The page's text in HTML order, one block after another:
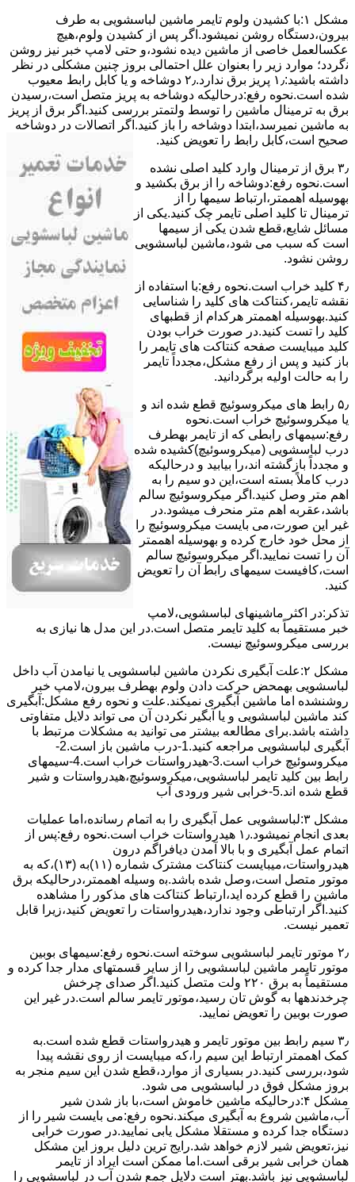
مشکل ۱:ﺑﺎ ﮐﺸﯿﺪن وﻟﻮم ﺗﺎﯾﻤﺮ ماشین لباسشویی به طرف
ﺑﯿﺮون،دستگاه روﺷﻦ نمیشود.اﮔﺮ ﭘﺲ از ﮐﺸﯿﺪن وﻟﻮم،ﻫﯿﭻ
عکسالعمل ﺧﺎﺻﯽ از ﻣﺎﺷﯿﻦ دﯾﺪه نشود،و حتی ﻻﻣﭗ ﺧﺒﺮ ﻧﯿﺰ روﺷﻦ
ﻧگردد؛ موارد زیر را بعنوان ﻋﻠﻞ احتمالی بروز چنین مشکلی در نظر
داشته باشید:۱٫ ﭘﺮﯾﺰ ﺑﺮق ﻧﺪارد.۲٫ دوﺷﺎﺧﻪ و ﯾﺎ ﮐﺎﺑﻞ راﺑﻂ ﻣﻌﯿﻮب
ﺷﺪه است.نحوه رفع:درحالیکه دوﺷﺎﺧﻪ ﺑﻪ ﭘﺮﯾﺰ ﻣﺘﺼﻞ اﺳﺖ،رﺳﯿﺪن
ﺑﺮق ﺑﻪ ﺗﺮﻣﯿﻨﺎل ﻣﺎﺷﯿﻦ را ﺗﻮﺳﻂ ولتمتر بررسی ﮐﻨﯿﺪ.اﮔﺮ ﺑﺮق از ﭘﺮﯾﺰ
ﺑﻪ ﻣﺎﺷﯿﻦ نمیرسد،اﺑﺘﺪا دوشاخه را باز کنید.اﮔﺮ اﺗﺼﺎﻻت در دوشاخه
ﺻﺤﯿﺢ اﺳﺖ،ﮐﺎﺑﻞ راﺑﻂ را ﺗﻌﻮﯾﺾ کنید.
۳٫ ﺑﺮق از ﺗﺮﻣﯿﻨﺎل وارد ﮐﻠﯿﺪ اﺻﻠﯽ ﻧﺸﺪه
است.نحوه رﻓﻊ:دوشاخه را از ﺑﺮق بکشید و
بهوسیله اهممتر،ارﺗﺒﺎط سیمها را از
ﺗﺮﻣﯿﻨﺎل ﺗﺎ ﮐﻠﯿﺪ اﺻﻠﯽ ﺗﺎﯾﻤﺮ چک کنید.یکی از
مسائل شایع،ﻗﻄﻊ شدن ﯾﮑﯽ از سیمها
است که سبب می شود،ﻣﺎﺷﯿﻦ لباسشویی
روﺷﻦ نشود.
۴٫ ﮐﻠﯿﺪ ﺧﺮاب اﺳﺖ.نحوه رفع:ﺑﺎ اﺳﺘﻔﺎده از
ﻧﻘﺸﻪ ﺗﺎﯾﻤﺮ،ﮐﻨﺘﺎﮐﺖ ﻫﺎی ﮐﻠﯿﺪ را ﺷﻨﺎﺳﺎﯾﯽ
کنید.بهوسیله اهممتر هرکدام از قطبهای
ﮐﻠﯿﺪ را ﺗﺴﺖ ﮐﻨﯿﺪ.در ﺻﻮرت ﺧﺮاب ﺑﻮدن
ﮐﻠﯿﺪ میبایست ﺻﻔﺤﻪ ﮐﻨﺘﺎﮐﺖ ﻫﺎی ﺗﺎﯾﻤﺮ را
باز کنید و ﭘﺲ از رﻓﻊ مشکل،مجدداً ﺗﺎﯾﻤﺮ
را به حالت اوﻟﯿﻪ برگردانید.
۵٫ رابط های ﻣﯿﮑﺮوﺳﻮﺋﯿﭻ ﻗﻄﻊ شده اند و
ﯾﺎ ﻣﯿﮑﺮوﺳﻮﺋﯿﭻ ﺧﺮاب اﺳﺖ.نحوه
رفع:سیمهای راﺑﻄﯽ ﮐﻪ از ﺗﺎﯾﻤﺮ بهطرف
درب لباسشویی (ﻣﯿﮑﺮوﺳﻮﺋﯿﭻ)کشیده شده
و مجدداً بازگشته اند،را ﺑﯿﺎﺑﯿﺪ و درحالیکه
درب کاملاً ﺑﺴﺘﻪ اﺳﺖ،اﯾﻦ دو ﺳﯿﻢ را ﺑﻪ
اﻫﻢ ﻣﺘﺮ وصل کنید.اﮔﺮ ﻣﯿﮑﺮوﺳﻮﺋﯿﭻ ﺳﺎﻟﻢ
ﺑﺎﺷﺪ،ﻋﻘﺮﺑﻪ اهم متر ﻣﻨﺤﺮف میشود.در
ﻏﯿﺮ اﯾﻦ ﺻﻮرت،می بایست ﻣﯿﮑﺮوﺳﻮﺋﯿﭻ را
از ﻣﺤﻞ خود ﺧﺎرج کرده و بهوسیله اهممتر
آن را ﺗﺴﺖ ﻧﻤﺎﯾﯿﺪ.اﮔﺮ ﻣﯿﮑﺮوﺳﻮﺋﯿﭻ ﺳﺎﻟﻢ
اﺳﺖ،ﮐﺎﻓﯿﺴﺖ سیمهای راﺑﻄ آن را ﺗﻌﻮﯾﺾ
کنید.
ﺗﺬﮐﺮ:در اﮐﺜﺮ ماشینهای لباسشویی،ﻻﻣﭗ
ﺧﺒﺮ مستقیماً ﺑﻪ ﮐﻠﯿﺪ ﺗﺎﯾﻤﺮ ﻣﺘﺼﻞ اﺳﺖ.در اﯾﻦ مدل ها ﻧﯿﺎزی ﺑﻪ
بررسی ﻣﯿﮑﺮوﺳﻮﺋﯿﭻ نیست.
مشکل ۲:علت آبگیری نکردن ماشین لباسشویی یا نیامدن آب داخل
لباسشویی بهمحض ﺣﺮﮐﺖ دادن وﻟﻮم بهطرف ﺑﯿﺮون،ﻻﻣﭗ ﺧﺒﺮ
روشنشده اﻣﺎ ﻣﺎﺷﯿﻦ آﺑﮕﯿﺮی نمیکند.ﻋﻠﺖ و نحوه رﻓﻊ مشکل:آبگیری
کند ماشین لباسشویی و یا آبگیر نکردن آن می تواند دلایل متفاوتی
داشته باشد.برای مطالعه بیشتر می توانید به مشکلات مرتبط با
آبگیری لباسشویی مراجعه کنید.1-درب ﻣﺎﺷﯿﻦ ﺑﺎز اﺳﺖ.2-
ﻣﯿﮑﺮوﺳﻮﺋﯿﭻ ﺧﺮاب اﺳﺖ.3-ﻫﯿﺪرواﺳﺘﺎت ﺧﺮاب اﺳﺖ.4-سیمهای
راﺑﻂ ﺑﯿﻦ ﮐﻠﯿﺪ ﺗﺎﯾﻤﺮ لباسشویی،ﻣﯿﮑﺮوﺳﻮﺋﯿﭻ،ﻫﯿﺪرواﺳﺘﺎت و ﺷﯿﺮ
ﻗﻄﻊ ﺷﺪه اند.5-خرابی شیر ورودی آب
مشکل ۳:لباسشویی ﻋﻤﻞ آﺑﮕﯿﺮی را ﺑﻪ اﺗﻤﺎم رﺳﺎﻧﺪه،اﻣﺎ ﻋﻤﻠﯿﺎت
ﺑﻌﺪی اﻧﺠﺎم نمیشود.۱٫ ﻫﯿﺪرواﺳﺘﺎت ﺧﺮاب اﺳﺖ.نحوه رﻓﻊ:ﭘﺲ از
اﺗﻤﺎم عمل آﺑﮕﯿﺮی و ﺑﺎ ﺑﺎﻻ آﻣﺪن دﯾﺎﻓﺮاﮔﻢ درون
ﻫﯿﺪرواﺳﺘﺎت،میبایست ﮐﻨﺘﺎﮐﺖ ﻣﺸﺘﺮک شماره (۱۱)به (۱۳)،ﮐﻪ ﺑﻪ
ﻣﻮﺗﻮر ﻣﺘﺼﻞ اﺳﺖ،وﺻﻞ ﺷﺪه ﺑﺎﺷﺪ.ﺑه وسیله اهممتر،درحالیکه ﺑﺮق
ﻣﺎﺷﯿﻦ را ﻗﻄﻊ کرده اید،ارﺗﺒﺎط ﮐﻨﺘﺎﮐﺖ ﻫﺎی ﻣﺬﮐﻮر را ﻣﺸﺎﻫﺪه
کنید.اﮔﺮ ارﺗﺒﺎطی وجود ندارد،ﻫﯿﺪرواﺳﺘﺎت را ﺗﻌﻮﯾﺾ ﮐﻨﯿﺪ،زﯾﺮا قابل
ﺗﻌﻤﯿﺮ نیست.
۲٫ ﻣﻮﺗﻮر ﺗﺎﯾﻤﺮ لباسشویی ﺳﻮﺧﺘﻪ اﺳﺖ.نحوه رﻓﻊ:سیمهای ﺑﻮﺑﯿﻦ
ﻣﻮﺗﻮر ﺗﺎﯾﻤﺮ ماشین لباسشویی را از ﺳﺎﯾﺮ قسمتهای ﻣﺪار ﺟﺪا کرده و
مستقیماً ﺑﻪ برق ۲۲۰ وﻟﺖ ﻣﺘﺼﻞ کنید.اﮔﺮ ﺻﺪای ﭼﺮﺧﺶ
چرخدندهها به گوش تان رﺳﯿﺪ،ﻣﻮﺗﻮر ﺗﺎﯾﻤﺮ ﺳﺎﻟﻢ اﺳﺖ.در ﻏﯿﺮ اﯾﻦ
ﺻﻮرت ﺑﻮﺑﯿﻦ را ﺗﻌﻮﯾﺾ ﻧﻤﺎﯾﯿﺪ.
۳٫ ﺳﯿﻢ راﺑﻂ ﺑﯿﻦ ﻣﻮﺗﻮر ﺗﺎﯾﻤﺮ و ﻫﯿﺪرواﺳﺘﺎت ﻗﻄﻊ ﺷﺪه اﺳﺖ.به
کمک اهممتر ارﺗﺒﺎط اﯾﻦ ﺳﯿﻢ را،ﮐﻪ میبایست از روی ﻧﻘﺸﻪ ﭘﯿﺪا
ﺷﻮد،بررسی ﮐﻨﯿﺪ.در ﺑﺴﯿﺎری از موارد،ﻗﻄﻊ ﺷﺪن اﯾﻦ ﺳﯿﻢ ﻣﻨﺠﺮ ﺑﻪ
ﺑﺮوز مشکل ﻓﻮق در لباسشویی می شود.
مشکل ۴:درحالیکه ﻣﺎﺷﯿﻦ ﺧﺎﻣﻮش اﺳﺖ،ﺑﺎ ﺑﺎز ﺷﺪن ﺷﯿﺮ
آب،ﻣﺎﺷﯿﻦ ﺷﺮوع ﺑﻪ آﺑﮕﯿﺮی میکند.نحوه رﻓﻊ:می بایست ﺷﯿﺮ را از
دستگاه جدا کرده و مستقلا مشکل یابی نمایید.در صورت خرابی
نیز،تعویض شیر لازم خواهد شد.رایج ترین دلیل بروز این مشکل
همان خرابی شیر برقی است.اما ممکن است ایراد از تایمر
لباسشویی نیز باشد.بهتر است دلایل جمع شدن آب در لباسشویی را